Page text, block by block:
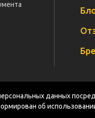
данных
об
Документация